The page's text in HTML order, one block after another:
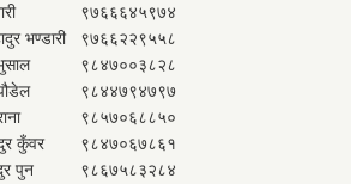
९७६६६४५९७४
भण्डारी
९७६६२२९५५८
९८४७००३८२८
९८४४७९४७९७
९८५७०६८८५०
कुँवर
९८४७०६७८६१
पुन
९८६७५८३२८४